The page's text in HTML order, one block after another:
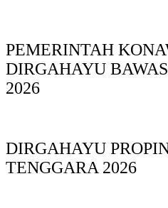
PEMERINTAH
DIRGAHAYU
2026
DIRGAHAYU
TENGGARA 2026